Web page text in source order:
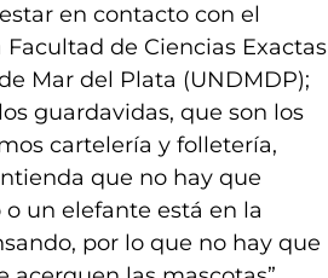
en contacto con el
de Ciencias Exactas
Mar del Plata (UNDMDP);
guardavidas, que son los
cartelería y folletería,
que no hay que
un elefante está en la
por lo que no hay que